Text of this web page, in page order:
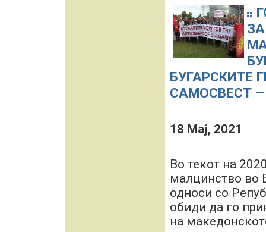
БУГАРСКИТЕ
САМОСВЕСТ
18 Maj, 2021
Во текот на
малцинство во
односи со
обиди да го
на